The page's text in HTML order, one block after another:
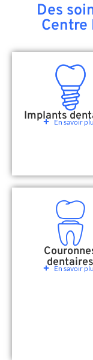
Des
Centre
ImplantsEn savoir
dentaires
En savoir